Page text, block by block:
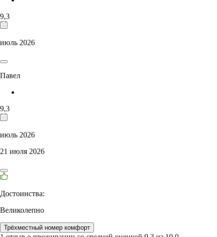
9,3
июль 2026
Павел
9,3
июль 2026
21 июля 2026
Достоинства:
Великолепно
Трёхместный номер комфорт